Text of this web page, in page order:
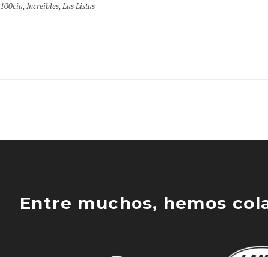
100cia,Increibles,Las Listas
Entre muchos, hemos